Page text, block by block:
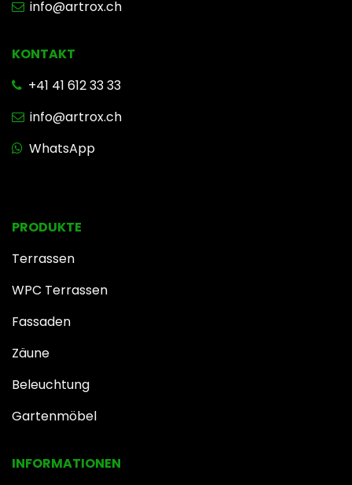
info@artrox.ch
KONTAKT
+41 41 612 33 33
info@artrox.ch
WhatsApp
INFOR​MATIONEN
PRODUKTE
Terrassen
WPC Terrassen
Fassaden
Zäune
Beleuchtung
Gartenmöbel